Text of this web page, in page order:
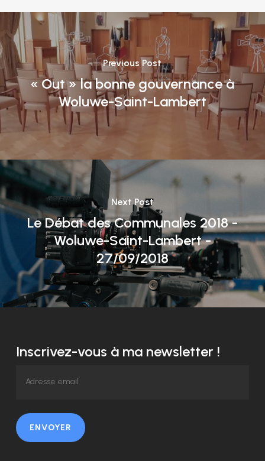
Previous Post
« Out » la bonne gouvernance à
Woluwe-Saint-Lambert
Next Post
Le Débat des Communales 2018 -
Woluwe-Saint-Lambert -
27/09/2018
Inscrivez-vous à ma newsletter !
ENVOYER